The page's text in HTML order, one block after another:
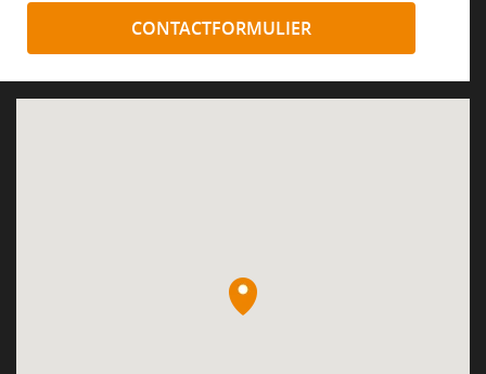
CONTACTFORMULIER